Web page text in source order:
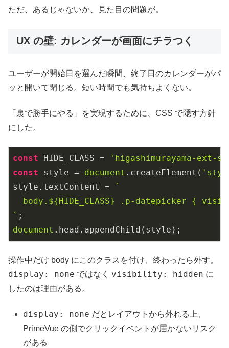
ただ、あるじゃないか、見た目の問題が。
UX の壁: カレンダーが画面にチラつく
ユーザーが開始日を選んだ瞬間、終了日のカレンダーがパ
ッと開いて閉じる。短い時間でも気持ちよくない。
「裏で勝手にやる」を実現するために、CSS で隠す方針
にした。
const HIDE_CLASS =
'higashimurayama-ext-
const style = document .createElement(
style.textContent =
`
  body.
${HIDE_CLASS}
.p-datepicker {
`
document .head.appendChild(style);
操作中だけ body にこのクラスを付け、終わったら外す。
display: none ではなく visibility: hidden に
したのは理由がある。
display: none だとレイアウトから外れる上、
PrimeVue の側でクリックイベントが届かないリスク
がある